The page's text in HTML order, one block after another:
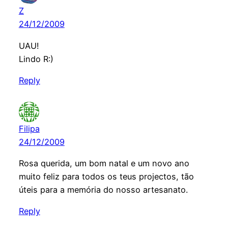
Z
24/12/2009
UAU!
Lindo R:)
Reply
Filipa
24/12/2009
Rosa querida, um bom natal e um novo ano
muito feliz para todos os teus projectos, tão
úteis para a memória do nosso artesanato.
Reply